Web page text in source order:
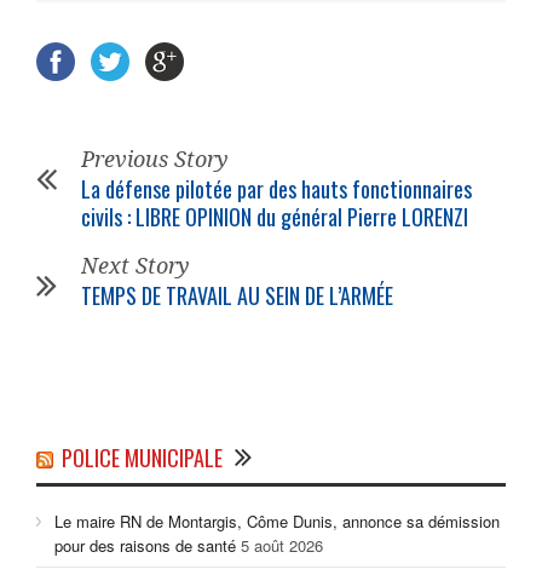
Previous Story
La défense pilotée par des hauts fonctionnaires
civils : LIBRE OPINION du général Pierre LORENZI
Next Story
TEMPS DE TRAVAIL AU SEIN DE L’ARMÉE
POLICE MUNICIPALE
Le maire RN de Montargis, Côme Dunis, annonce sa démission
pour des raisons de santé 5 août 2026